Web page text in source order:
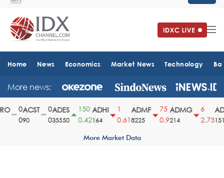
Home News Economics Market News Technology
More news:
ACST
90
ADES
35550
150
0.42
ADHI
164
0.61
ADMF
8225
75
0.9
ADMG
214
2.731510
More Market Data